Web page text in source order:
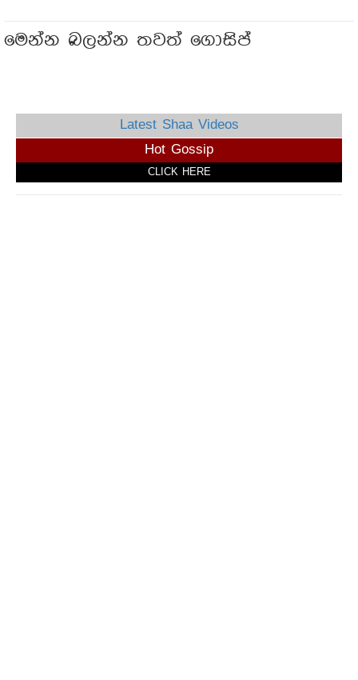
මෙන්න බලන්න තවත් ගොසිප්
Latest Shaa Videos
Hot Gossip
CLICK HERE